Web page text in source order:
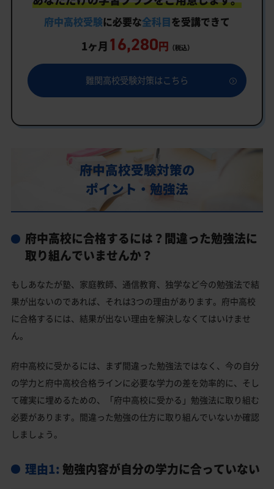
カリキュラムや料金についてお気軽にご相談くださ
い
府中高校受験専門のオンライン家庭教師「いつでも
クイック指導」もご用意
府中高校の特徴
府中高校の偏差値
府中高校合格するには内申点と偏差値両方が必要
府中高校の所在地・アクセス
府中高校卒業生の主な大学進学実績
私立大学
府中高校と偏差値が近い私立・国立高校一覧
府中市の他の公立高校
府中高校受験生からのよくある質問
府中高校受験に必要な全科目を受講できて
1ヶ月 16,280円 （税込）
難関高校受験対策はこちら
府中高校受験対策の
ポイント・勉強法
府中高校に合格するには？間違った勉強法に
取り組んでいませんか？
もしあなたが塾、家庭教師、通信教育、独学など今の勉強法で結
果が出ないのであれば、それは3つの理由があります。府中高校
に合格するには、結果が出ない理由を解決しなくてはいけませ
ん。
府中高校に受かるには、まず間違った勉強法ではなく、今の自分
の学力と府中高校合格ラインに必要な学力の差を効率的に、そし
て確実に埋めるための、「府中高校に受かる」勉強法に取り組む
必要があります。間違った勉強の仕方に取り組んでいないか確認
しましょう。
理由1: 勉強内容が自分の学力に合っていない